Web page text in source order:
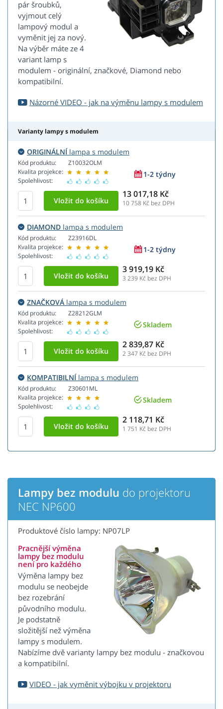
pár šroubků,
vyjmout celý
lampový modul a
vyměnit jej za nový.
Na výběr máte ze 4
variant lamp s
modulem - originální, značkové, Diamond nebo
kompatibilní.
Názorné VIDEO - jak na výměnu lampy s modulem
Varianty lampy s modulem
ORIGINÁLNÍlampa s modulem
Kód produktu:
Kvalita projekce:
Spolehlivost:
Z10032OLM
1-2 týdny
13 017,18 Kč
10 758 Kč bez DPH
DIAMOND lampa s modulem
Kód produktu:
Kvalita projekce:
Spolehlivost:
Z23916DL
1-2 týdny
3 919,19 Kč
3 239 Kč bez DPH
ZNAČKOVÁ lampa s modulem
Kód produktu:
Kvalita projekce:
Spolehlivost:
Z28212GLM
Skladem
2 839,87 Kč
2 347 Kč bez DPH
KOMPATIBILNÍlampa s modulem
Kód produktu:
Kvalita projekce:
Spolehlivost:
Z30601ML
Skladem
2 118,71 Kč
1 751 Kč bez DPH
Lampy bez modulu do projektoru
NEC NP600
Produktové číslo lampy: NP07LP
Pracnější výměna
lampy bez modulu
není pro každého
Výměna lampy bez
modulu se neobejde
bez rozebrání
původního modulu.
Je podstatně
složitější než výměna
lampy s modulem.
Nabízíme dvě varianty lampy bez modulu - značkovou
a kompatibilní.
VIDEO - jak vyměnit výbojku v projektoru